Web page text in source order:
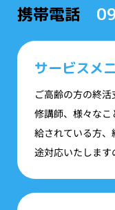
携帯電話
サービスメ
ご高齢の方の終
修講師、様々な
給されている方
途対応いたします